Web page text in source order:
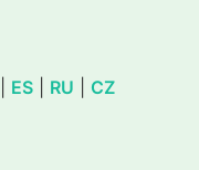
ES RU CZ